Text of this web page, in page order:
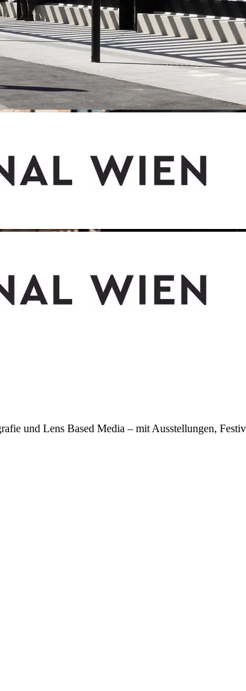
und Lens Based Media – mit Ausstellungen,